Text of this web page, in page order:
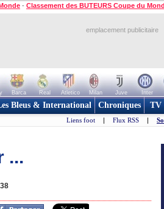
- Classement des BUTEURS Coupe du
emplacement publicitaire
Barca Real Atletico Milan Juve Inter
Bleus & International Chroniques TV
Liens foot | Flux RSS |
...